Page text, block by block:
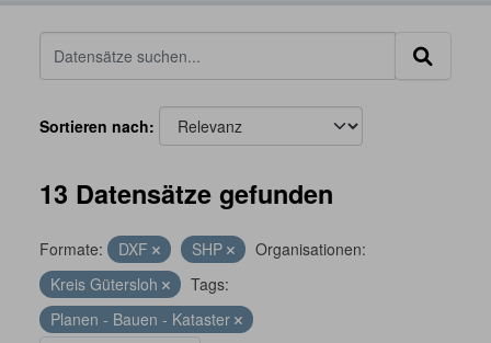
Sortieren nach
13 Datensätze gefunden
Formate: DXF SHP
Organisationen:
Kreis Gütersloh
Tags:
Planen - Bauen - Kataster